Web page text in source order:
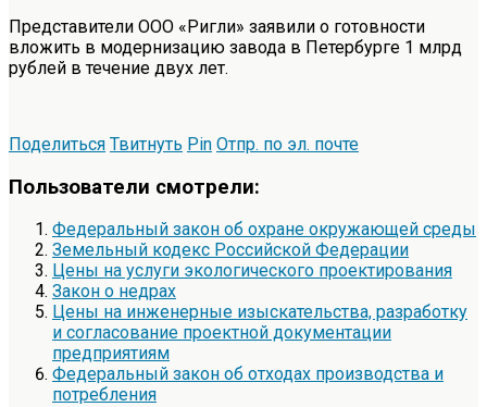
Представители ООО «Ригли» заявили о готовности
вложить в модернизацию завода в Петербурге 1 млрд
рублей в течение двух лет.
Поделиться Твитнуть Pin Отпр. по эл. почте
Пользователи смотрели:
Федеральный закон об охране окружающей среды
Земельный кодекс Российской Федерации
Цены на услуги экологического проектирования
Закон о недрах
Цены на инженерные изыскательства, разработку
и согласование проектной документации
предприятиям
Федеральный закон об отходах производства и
потребления